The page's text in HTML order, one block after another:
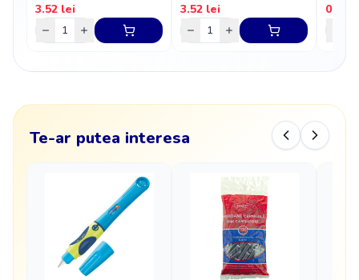
3.52 lei 3.52 lei 0.81
Te-ar putea interesa